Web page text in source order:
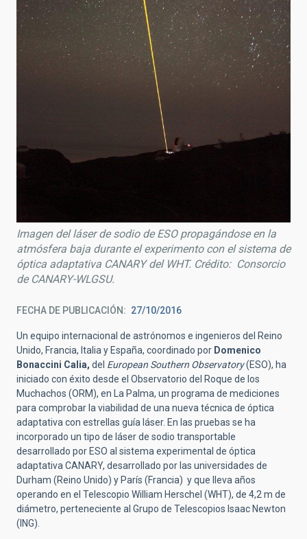
Imagen del láser de sodio de ESO propagándose en la
atmósfera baja durante el experimento con el sistema de
óptica adaptativa CANARY del WHT. Crédito: Consorcio
de CANARY-WLGSU.
FECHA DE PUBLICACIÓN 27/10/2016
Un equipo internacional de astrónomos e ingenieros del Reino
Unido, Francia, Italia y España, coordinado por Domenico
Bonaccini Calia, del European Southern Observatory(ESO), ha
iniciado con éxito desde el Observatorio del Roque de los
Muchachos (ORM), en La Palma, un programa de mediciones
para comprobar la viabilidad de una nueva técnica de óptica
adaptativa con estrellas guía láser. En las pruebas se ha
incorporado un tipo de láser de sodio transportable
desarrollado por ESO al sistema experimental de óptica
adaptativa CANARY, desarrollado por las universidades de
Durham (Reino Unido) y París (Francia) y que lleva años
operando en el Telescopio William Herschel (WHT), de 4,2 m de
diámetro, perteneciente al Grupo de Telescopios Isaac Newton
(ING).